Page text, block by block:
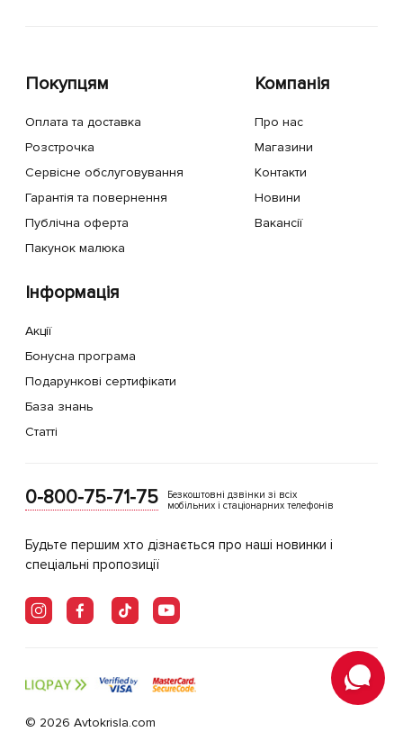
Покупцям
Оплата та доставка
Розстрочка
Сервісне обслуговування
Гарантія та повернення
Публічна оферта
Пакунок малюка
Компанія
Про нас
Магазини
Контакти
Новини
Вакансії
Інформація
Акції
Бонусна програма
Подарункові сертифікати
База знань
Статті
0-800-75-71-75
Безкоштовні дзвінки зі всіх
мобільних і стаціонарних телефонів
Будьте першим хто дізнається про наші новинки і
спеціальні пропозиції
© 2026 Avtokrisla.com